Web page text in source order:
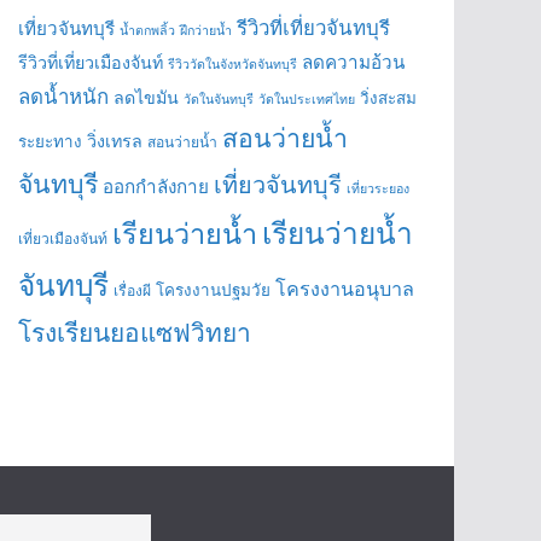
เที่ยวจันทบุรี น้ำตกพลิ้ว ฝึกว่ายน้ำ รีวิวที่เที่ยวจันทบุรี
รีวิวที่เที่ยวเมืองจันท์ รีวิววัดในจังหวัดจันทบุรี ลดความอ้วน
ลดน้ำหนัก ลดไขมัน วัดในจันทบุรี วัดในประเทศไทย วิ่งสะสม
ระยะทาง วิ่งเทรล สอนว่ายน้ำ สอนว่ายน้ำ
จันทบุรี ออกกำลังกาย เที่ยวจันทบุรี เที่ยวระยอง
เที่ยวเมืองจันท์ เรียนว่ายน้ำ เรียนว่ายน้ำ
จันทบุรี เรื่องผี โครงงานปฐมวัย โครงงานอนุบาล
โรงเรียนยอแซฟวิทยา